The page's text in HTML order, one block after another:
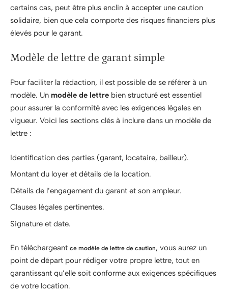
certains cas, peut être plus enclin à accepter une caution
solidaire, bien que cela comporte des risques financiers plus
élevés pour le garant.
Modèle de lettre de garant simple
Pour faciliter la rédaction, il est possible de se référer à un
modèle. Un modèle de lettre bien structuré est essentiel
pour assurer la conformité avec les exigences légales en
vigueur. Voici les sections clés à inclure dans un modèle de
lettre :
Identification des parties (garant, locataire, bailleur).
Montant du loyer et détails de la location.
Détails de l’engagement du garant et son ampleur.
Clauses légales pertinentes.
Signature et date.
En téléchargeant ce modèle de lettre de caution, vous aurez un
point de départ pour rédiger votre propre lettre, tout en
garantissant qu’elle soit conforme aux exigences spécifiques
de votre location.